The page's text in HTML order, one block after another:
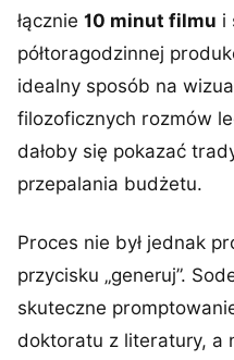
łącznie 10 minut filmu i
półtoragodzinnej
idealny sposób na
filozoficznych rozmów
dałoby się pokazać
przepalania budżetu.
Proces nie był jednak
przycisku „generuj”.
skuteczne
doktoratu z literatury, a